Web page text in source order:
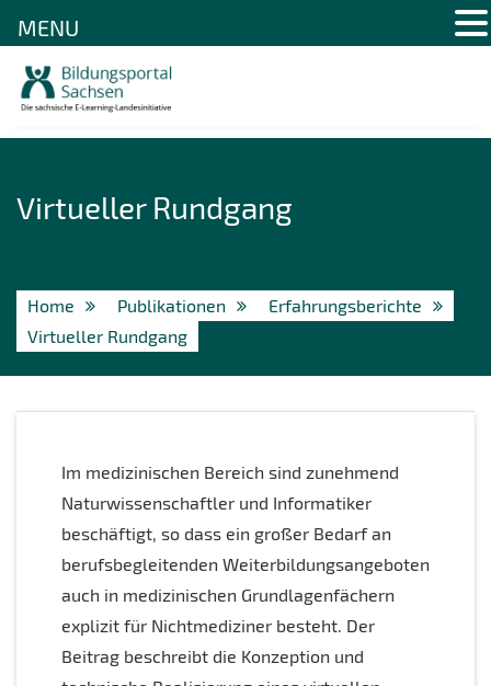
Virtueller Rundgang
Home Publikationen
Erfahrungsberichte
Virtueller Rundgang
Im medizinischen Bereich sind zunehmend
Naturwissenschaftler und Informatiker
beschäftigt, so dass ein großer Bedarf an
berufsbegleitenden Weiterbildungsangeboten
auch in medizinischen Grundlagenfächern
explizit für Nichtmediziner besteht. Der
Beitrag beschreibt die Konzeption und
MENU